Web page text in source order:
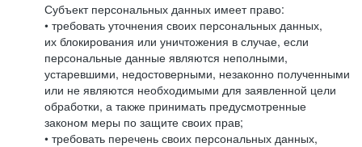
Субъект персональных данных имеет право:
• требовать уточнения своих персональных данных,
их блокирования или уничтожения в случае, если
персональные данные являются неполными,
устаревшими, недостоверными, незаконно полученными
или не являются необходимыми для заявленной цели
обработки, а также принимать предусмотренные
законом меры по защите своих прав;
• требовать перечень своих персональных данных,